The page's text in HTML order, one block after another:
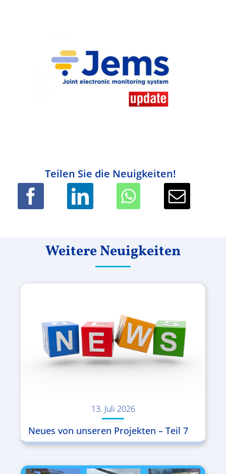
Teilen Sie die Neuigkeiten!
Weitere Neuigkeiten
13. Juli 2026
Neues von unseren Projekten – Teil 7